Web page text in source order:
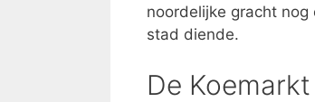
noordelijke gracht
stad diende.
De Koemarkt